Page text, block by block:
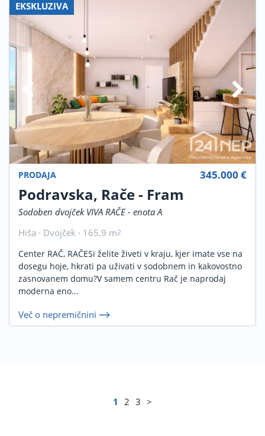
EKSKLUZIVA
PRODAJA
Podravska, Rače - Fram
Sodoben dvojček VIVA RAČE - enota A
Hiša · Dvojček · 165.9 m2
345.000 €
Center RAČ, RAČESi želite živeti v kraju, kjer imate vse na
dosegu hoje, hkrati pa uživati v sodobnem in kakovostno
zasnovanem domu?V samem centru Rač je naprodaj
moderna eno...
Več o nepremičnini
1 2 3 >